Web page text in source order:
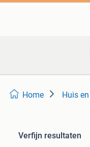
Home Huis
Verfijn resultaten